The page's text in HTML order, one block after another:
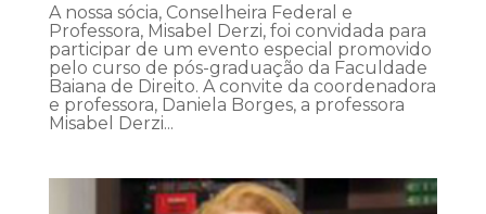
A nossa sócia, Conselheira Federal e
Professora, Misabel Derzi, foi convidada para
participar de um evento especial promovido
pelo curso de pós-graduação da Faculdade
Baiana de Direito. A convite da coordenadora
e professora, Daniela Borges, a professora
Misabel Derzi...